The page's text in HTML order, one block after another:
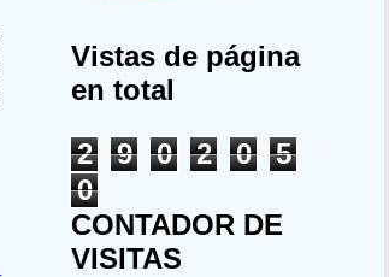
Vistas de página
en total
2
9 0 2 0
5
0
CONTADOR DE
VISITAS